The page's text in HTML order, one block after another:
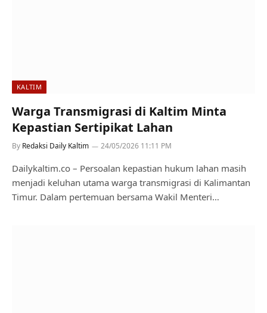
KALTIM
Warga Transmigrasi di Kaltim Minta
Kepastian Sertipikat Lahan
By Redaksi Daily Kaltim 24/05/2026 11:11 PM
Dailykaltim.co – Persoalan kepastian hukum lahan masih
menjadi keluhan utama warga transmigrasi di Kalimantan
Timur. Dalam pertemuan bersama Wakil Menteri…